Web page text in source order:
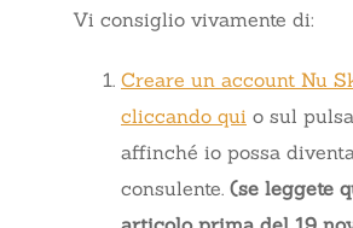
Vi consiglio vivamente di:
Creare un account Nu
cliccando qui o sul
affinché io possa
consulente. (se leggete